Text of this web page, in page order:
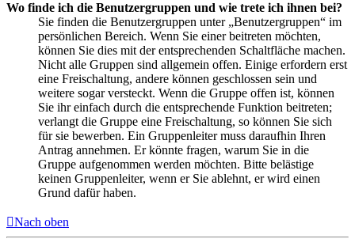
Wo finde ich die Benutzergruppen und wie trete ich ihnen bei?
Sie finden die Benutzergruppen unter „Benutzergruppen“ im
persönlichen Bereich. Wenn Sie einer beitreten möchten,
können Sie dies mit der entsprechenden Schaltfläche machen.
Nicht alle Gruppen sind allgemein offen. Einige erfordern erst
eine Freischaltung, andere können geschlossen sein und
weitere sogar versteckt. Wenn die Gruppe offen ist, können
Sie ihr einfach durch die entsprechende Funktion beitreten;
verlangt die Gruppe eine Freischaltung, so können Sie sich
für sie bewerben. Ein Gruppenleiter muss daraufhin Ihren
Antrag annehmen. Er könnte fragen, warum Sie in die
Gruppe aufgenommen werden möchten. Bitte belästige
keinen Gruppenleiter, wenn er Sie ablehnt, er wird einen
Grund dafür haben.
Nach oben